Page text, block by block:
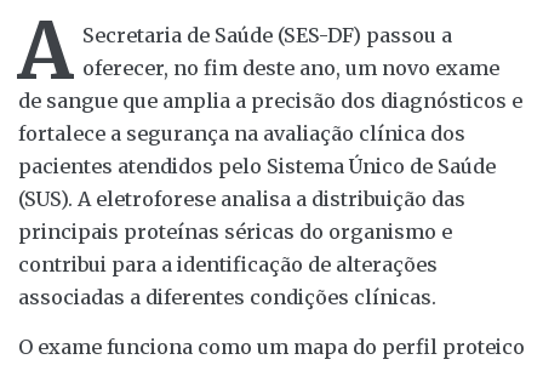
A Secretaria de Saúde (SES-DF) passou a
oferecer, no fim deste ano, um novo exame
de sangue que amplia a precisão dos diagnósticos e
fortalece a segurança na avaliação clínica dos
pacientes atendidos pelo Sistema Único de Saúde
(SUS). A eletroforese analisa a distribuição das
principais proteínas séricas do organismo e
contribui para a identificação de alterações
associadas a diferentes condições clínicas.
O exame funciona como um mapa do perfil proteico